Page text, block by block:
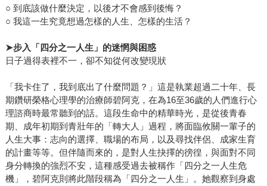
○ 到底該做什麼決定，以後才不會感到後悔？
○ 我這一生究竟想過怎樣的人生、怎樣的生活？
➤步入「四分之一人生」的迷惘與困惑
日子過得表裡不一，卻不知從何改變現狀
「我卡住了，我到底出了什麼問題？」這是執業超過二十年、長
期鑽研榮格心理學的治療師碧阿克，在為16至36歲的人們進行心
理諮商時最常聽到的話。這段生命中的精華時光，是從後青春
期、成年初期到青壯年的「轉大人」過程，將面臨攸關一輩子的
人生大事：志向的選擇、職場的布局，以及尋找伴侶、成家生育
的計畫等等。但伴隨而來的，是對人生抉擇的徬徨，與面對不同
身分轉換的強烈不安，這種感受過去被稱作「四分之一人生危
機」，碧阿克則將此階段稱為「四分之一人生」。她觀察到身處